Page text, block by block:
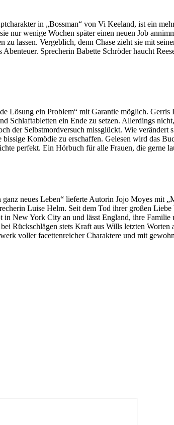
in „Bossman“ von Vi Keeland, ist ein
nur wenige Wochen später einen neuen Job
zu lassen. Vergeblich, denn Chase zieht sie mit
Sprecherin Babette Schröder haucht
Lösung ein Problem“ mit Garantie möglich.
Schlaftabletten ein Ende zu setzen. Allerdings
der Selbstmordversuch missglückt. Wie
Komödie zu erschaffen. Gelesen wird das
perfekt. Ein Hörbuch für alle Frauen, die gerne
neues Leben“ lieferte Autorin Jojo Moyes mit
Luise Helm. Seit dem Tod ihrer großen
New York City an und lässt England, ihre
Rückschlägen stets Kraft aus Wills letzten
voller facettenreicher Charaktere und mit